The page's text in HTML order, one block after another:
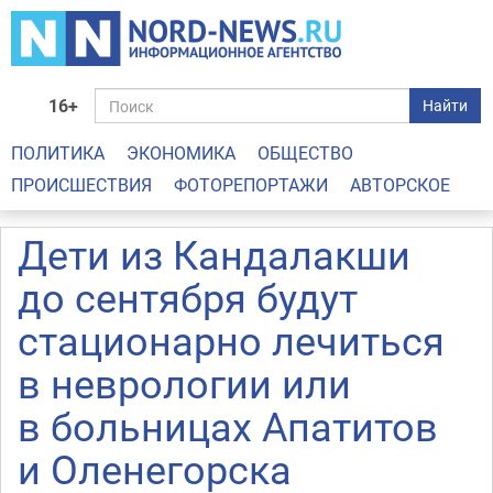
16+ Найти
ПОЛИТИКА ЭКОНОМИКА
ОБЩЕСТВО
ПРОИСШЕСТВИЯ
ФОТОРЕПОРТАЖИ АВТОРСКОЕ
Дети из Кандалакши
до сентября будут
стационарно лечиться
в неврологии или
в больницах Апатитов
и Оленегорска